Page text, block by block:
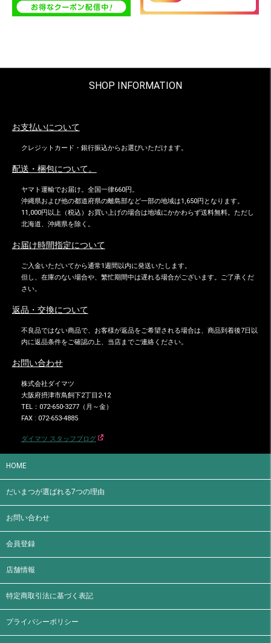
SHOP INFORMATION
お支払いについて
クレジットカード・銀行振込からお選びいただけます。
配送・梱包について。
ヤマト運輸でお届け。全国一律660円。
沖縄県および他の都道府県の離島部など一部の地域は1,650円となります。
11,000円以上（税込）お買い上げの場合は地域にかかわらず送料無料。ただし
北海道、沖縄県を除く。
お届け時間指定について
ご入金いただいてから通常1週間以内に発送いたします。
但し、在庫のない場合や、繁忙期間中は遅れる場合がございます。ご了承くだ
さい。
返品・交換について
不良品ではない商品で、お客様が返品をご希望される場合は、商品到着後7日以
内に返品条件をご確認の上、当店までご連絡ください。
お問い合わせ
株式会社ダイマツ
大阪府摂津市鳥飼下2丁目2-12
TEL：072-650-3277（月～金）
FAX : 072-653-4885
ダイマツ スタッフブログ
HOME
だいまつが選ばれる7つの理由
お問い合わせ
会員登録
店舗情報
特定商取引法に基づく表記
プライバシーポリシー